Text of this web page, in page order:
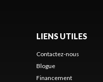
LIENS UTILES
Contactez-nous
Blogue
Financement